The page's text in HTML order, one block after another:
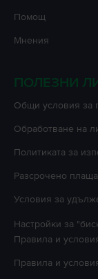
Помощ
Мнения
ПОЛЕЗНИ
Oбщи условия за
Oбработване на
Политиката за
Разсрочено
Условия за
Настройки за
Правила и
Правила и